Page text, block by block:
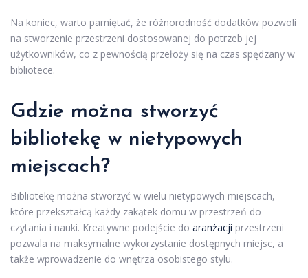
Na koniec, warto pamiętać, że różnorodność dodatków pozwoli
na stworzenie przestrzeni dostosowanej do potrzeb jej
użytkowników, co z pewnością przełoży się na czas spędzany w
bibliotece.
Gdzie można stworzyć
bibliotekę w nietypowych
miejscach?
Bibliotekę można stworzyć w wielu nietypowych miejscach,
które przekształcą każdy zakątek domu w przestrzeń do
czytania i nauki. Kreatywne podejście do aranżacji przestrzeni
pozwala na maksymalne wykorzystanie dostępnych miejsc, a
także wprowadzenie do wnętrza osobistego stylu.